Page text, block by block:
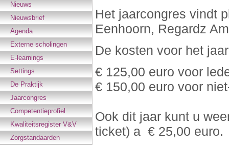
Nieuws
Nieuwsbrief
Agenda
Externe scholingen
E-learnings
Settings
De Praktijk
Jaarcongres
Competentieprofiel
Kwaliteitsregister V&V
Zorgstandaarden
Het jaarcongres vindt
Eenhoorn, Regardz
De kosten voor het
€ 125,00 euro voor
€ 150,00 euro voor
Ook dit jaar kunt u
ticket) a € 25,00 euro.